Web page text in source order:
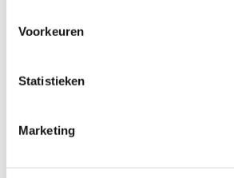
Voorkeuren
Statistieken
Marketing